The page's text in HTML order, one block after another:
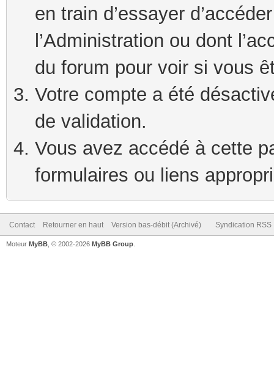
en train d’essayer
l’Administration ou dont
du forum pour voir si vous
Votre compte a été
de validation.
Vous avez accédé à cette
formulaires ou liens
Contact Retourner en haut Version bas-débit (Archivé) Syndication RSS
Moteur MyBB , © 2002-2026 MyBB Group